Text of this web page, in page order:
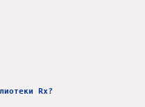
Rx?